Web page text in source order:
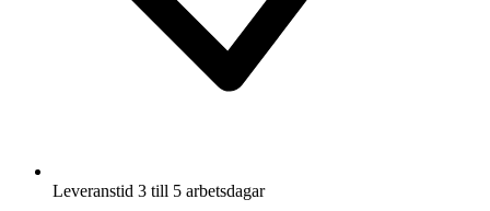
Leveranstid 3 till 5 arbetsdagar